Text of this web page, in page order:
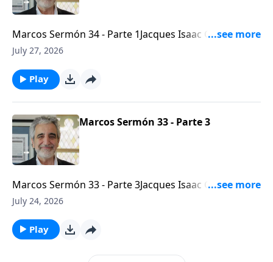
Marcos Sermón 34 - Parte 1Jacques Isaac Gabizon -
Líder mesiánico de la Congregación Beth
July 27, 2026
Play
Marcos Sermón 33 - Parte 3
Marcos Sermón 33 - Parte 3Jacques Isaac Gabizon -
Líder mesiánico de la Congregación Beth
July 24, 2026
Play